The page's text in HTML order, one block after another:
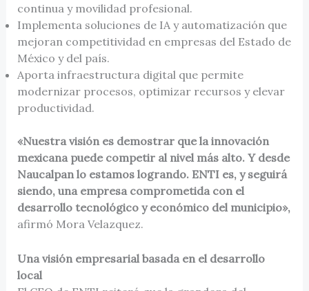
continua y movilidad profesional.
⁠Implementa soluciones de IA y automatización que
mejoran competitividad en empresas del Estado de
México y del país.
Aporta infraestructura digital que permite
modernizar procesos, optimizar recursos y elevar
productividad.
«Nuestra visión es demostrar que la innovación
mexicana puede competir al nivel más alto. Y desde
Naucalpan lo estamos logrando. ENTI es, y seguirá
siendo, una empresa comprometida con el
desarrollo tecnológico y económico del municipio»,
afirmó Mora Velazquez.
Una visión empresarial basada en el desarrollo
local